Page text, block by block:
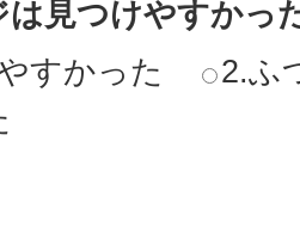
は見つけやすかっ
すかった
2.ふ